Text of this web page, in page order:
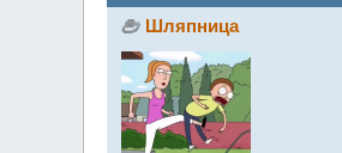
Шляпница